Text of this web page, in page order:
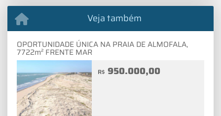
Veja também
OPORTUNIDADE ÚNICA NA PRAIA DE ALMOFALA,
7722m² FRENTE MAR
R$ 950.000,00